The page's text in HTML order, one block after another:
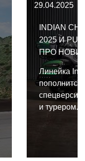
29.04.2025
INDIAN
2025 И
ПРО
Линейка
пополнится
и турером.